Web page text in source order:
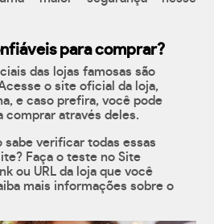
para comprar?
das lojas famosas são
o site oficial da loja,
e caso prefira, você pode
comprar através deles.
sabe verificar todas essas
Faça o teste no Site
ou URL da loja que você
mais informações sobre o